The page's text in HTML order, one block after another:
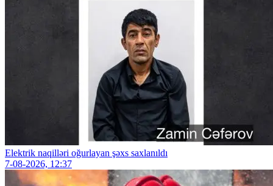
Elektrik naqilləri oğurlayan şəxs saxlanıldı
7-08-2026, 12:37